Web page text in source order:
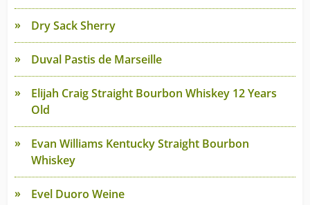
Dry Sack Sherry
Duval Pastis de Marseille
Elijah Craig Straight Bourbon Whiskey 12 Years
Old
Evan Williams Kentucky Straight Bourbon
Whiskey
Evel Duoro Weine